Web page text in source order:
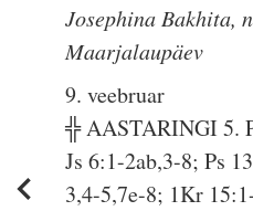
Josephina Bakhita,
Maarjalaupäev
9. veebruar
╬ AASTARINGI 5.
Js 6:1-2ab,3-8; Ps
3,4-5,7e-8; 1Kr